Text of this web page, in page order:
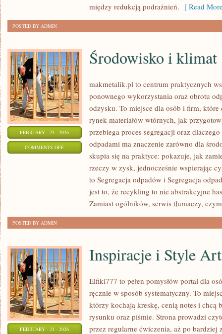
między redukcją podrażnień. [ Read
POSTED BY ADMIN
FEBRUARY - 23 - 2026
COMMENTS OFFON
ŚRODOWISKO
Środowisko i klimat
makmetalik.pl to centrum praktycznych
ponownego wykorzystania oraz obrotu
odzysku. To miejsce dla osób i firm, które
rynek materiałów wtórnych, jak
przebiega proces segregacji oraz
odpadami ma znaczenie zarówno dla
skupia się na praktyce: pokazuje, jak
rzeczy w zysk, jednocześnie wspierając
to Segregacja odpadów i Segregacja
jest to, że recykling to nie abstrakcyjne
Zamiast ogólników, serwis tłumaczy,
POSTED BY ADMIN
FEBRUARY - 21 - 2026
Inspiracje i Style
Elfiki777 to pełen pomysłów portal dla
ręcznie w sposób systematyczny. To
którzy kochają kreskę, cenią notes i chcą
rysunku oraz piśmie. Strona prowadzi
przez regularne ćwiczenia, aż po bardziej